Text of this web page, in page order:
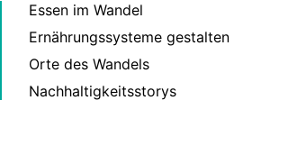
Essen im Wandel
Ernährungssysteme gestalten
Orte des Wandels
Nachhaltigkeitsstorys